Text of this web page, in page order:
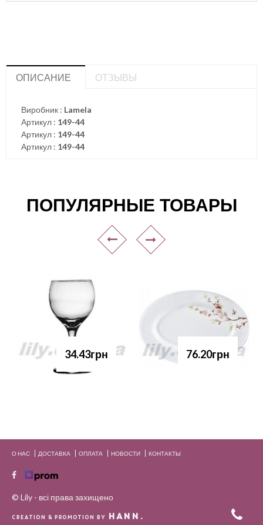
ОПИСАНИЕ ОТЗЫВЫ
Виробник : Lamela
Артикул : 149-44
Артикул : 149-44
Артикул : 149-44
ПОПУЛЯРНЫЕ ТОВАРЫ
34.43грн 76.20грн
О НАС ДОСТАВКА ОПЛАТА НОВОСТИ КОНТАКТЫ
© Lily - всі права захищено
CREATION & PROMOTION BY HANN.